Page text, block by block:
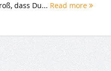
dass Du... Read more